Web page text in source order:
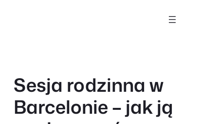
Sesja rodzinna w
Barcelonie – jak ją